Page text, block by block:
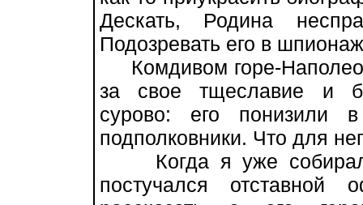
Дескать, Родина
Подозревать его в
Комдивом горе-
за свое тщеславие и
сурово: его понизили
подполковники. Что для
Когда я уже
постучался отставной